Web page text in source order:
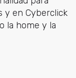
y en Cyberclick
la home y la